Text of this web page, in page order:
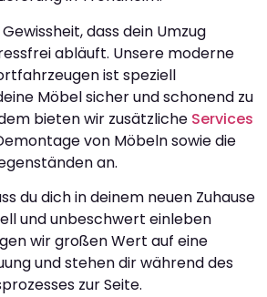
dass dein Umzug
abläuft. Unsere moderne
ist speziell
Möbel sicher und schonend zu
bieten wir zusätzliche Services
von Möbeln sowie die
an.
du dich in deinem neuen Zuhause
und unbeschwert einleben
wir großen Wert auf eine
und stehen dir während des
zur Seite.